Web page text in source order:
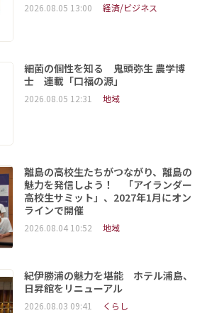
2026.08.05 13:00 経済/ビジネス
細菌の個性を知る 鬼頭弥生 農学博
士 連載「口福の源」
2026.08.05 12:31 地域
離島の高校生たちがつながり、離島の
魅力を発信しよう！ 「アイランダー
高校生サミット」、2027年1月にオン
ラインで開催
2026.08.04 10:52 地域
紀伊勝浦の魅力を堪能 ホテル浦島、
日昇館をリニューアル
2026.08.03 09:41 くらし